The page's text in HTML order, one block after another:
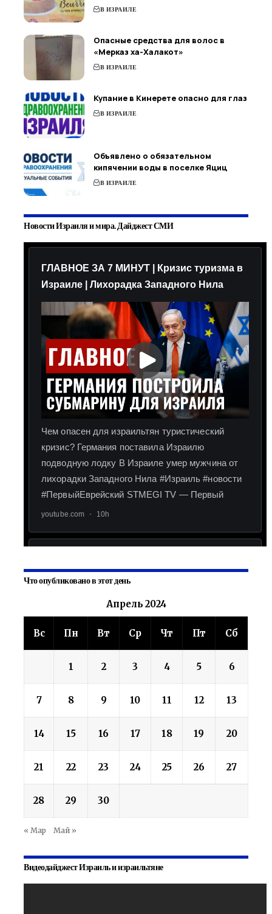
В ИЗРАИЛЕ
Опасные средства для волос в
«Мерказ ха-Халакот»
В ИЗРАИЛЕ
Купание в Кинерете опасно для глаз
В ИЗРАИЛЕ
Объявлено о обязательном
кипячении воды в поселке Яциц
В ИЗРАИЛЕ
Новости Израиля и мира. Дайджест СМИ
Что опубликовано в этот день
Апрель 2024
Вс Пн Вт Ср Чт Пт Сб
1 2 3 4 5 6
7 8 9 10 11 12 13
14 15 16 17 18 19 20
21 22 23 24 25 26 27
28 29 30
« Мар Май »
Видеодайджест Израиль и израильтяне